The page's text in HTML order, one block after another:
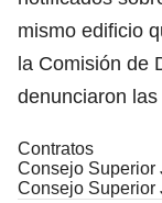
mismo edificio
la Comisión de
denunciaron
Contratos
Consejo Superior
Consejo Superior